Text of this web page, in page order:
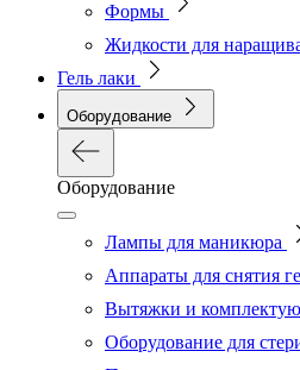
Формы
Жидкости для
Гель лаки
Оборудование
Оборудование
Лампы для маникюра
Аппараты для снятия
Вытяжки и
Оборудование для